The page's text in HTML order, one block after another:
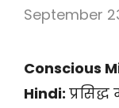
September
Conscious
Hindi: